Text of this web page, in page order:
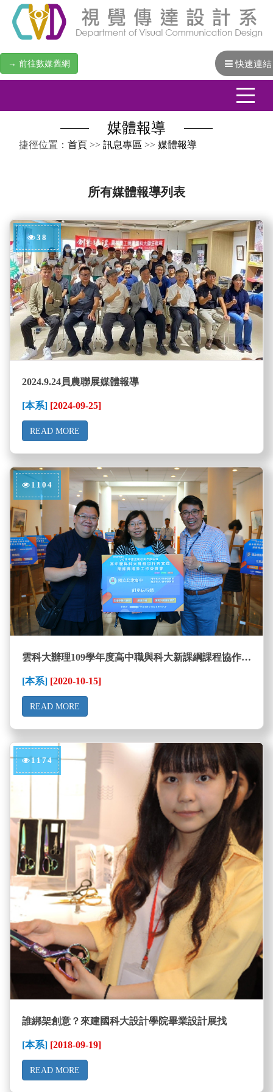
→ 前往數媒舊網
媒體報導
捷徑位置： 首頁 >> 訊息專區 >> 媒體報導
所有媒體報導列表
38
2024.9.24員農聯展媒體報導
[本系] [2024-09-25]
READ MORE
1104
雲科大辦理109學年度高中職與科大新課綱課程協作與實踐開課典禮
[本系] [2020-10-15]
READ MORE
1174
誰綁架創意？來建國科大設計學院畢業設計展找
[本系] [2018-09-19]
READ MORE
快速連結